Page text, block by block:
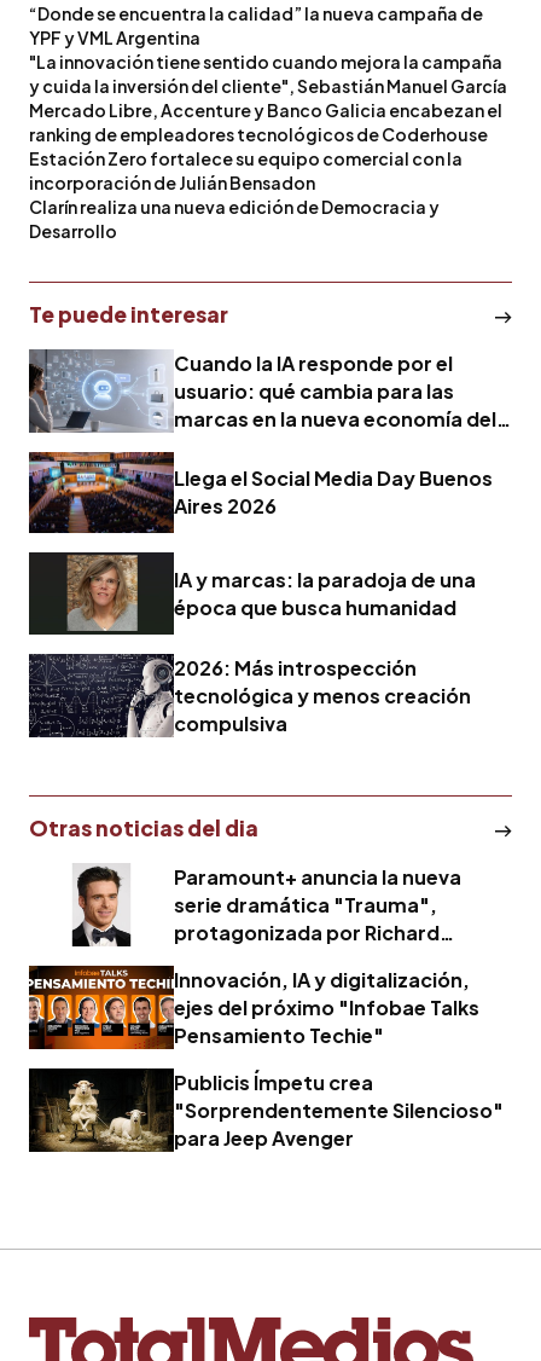
“Donde se encuentra la calidad” la nueva campaña de
YPF y VML Argentina
"La innovación tiene sentido cuando mejora la campaña
y cuida la inversión del cliente", Sebastián Manuel García
Mercado Libre, Accenture y Banco Galicia encabezan el
ranking de empleadores tecnológicos de Coderhouse
Estación Zero fortalece su equipo comercial con la
incorporación de Julián Bensadon
Clarín realiza una nueva edición de Democracia y
Desarrollo
Te puede interesar
Cuando la IA responde por el
usuario: qué cambia para las
marcas en la nueva economía del
Llega el Social Media Day Buenos
Aires 2026
IA y marcas: la paradoja de una
época que busca humanidad
2026: Más introspección
tecnológica y menos creación
compulsiva
Otras noticias del dia
Paramount+ anuncia la nueva
serie dramática "Trauma",
protagonizada por Richard
Innovación, IA y digitalización,
ejes del próximo "Infobae Talks
Pensamiento Techie"
Publicis Ímpetu crea
"Sorprendentemente Silencioso"
para Jeep Avenger